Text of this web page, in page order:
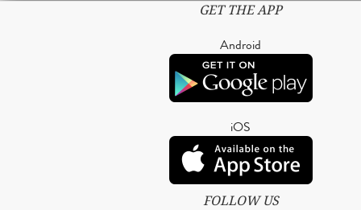
GET THE APP
Android
iOS
FOLLOW US